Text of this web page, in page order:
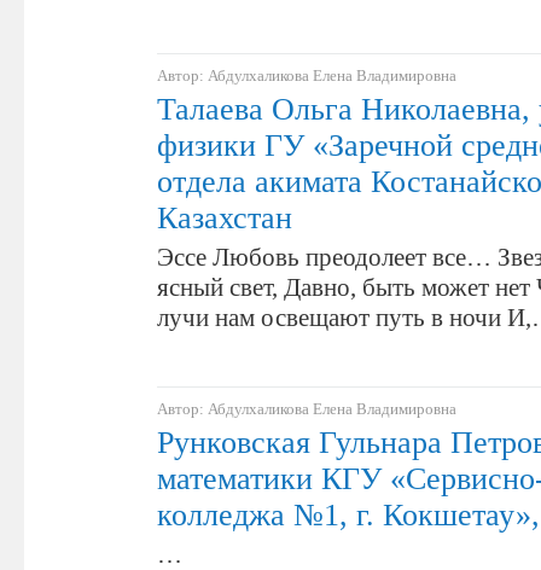
Автор: Абдулхаликова Елена Владимировна
Талаева Ольга Николаевна,
физики ГУ «Заречной
отдела акимата
Казахстан
Эссе Любовь преодолеет все…
ясный свет, Давно, быть может нет
лучи нам освещают путь в ночи
Автор: Абдулхаликова Елена Владимировна
Рунковская Гульнара
математики КГУ
колледжа №1, г. Кокшетау»,
…